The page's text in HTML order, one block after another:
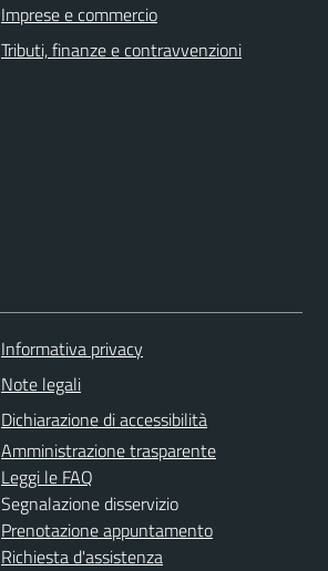
Imprese e commercio
Tributi, finanze e contravvenzioni
Informativa privacy
Note legali
Dichiarazione di accessibilità
Amministrazione trasparente
Leggi le FAQ
Segnalazione disservizio
Prenotazione appuntamento
Richiesta d'assistenza